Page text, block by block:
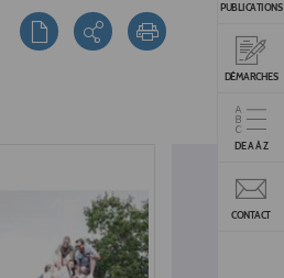
PUBLICATIONS
DÉMARCHES
DE A À Z
CONTACT